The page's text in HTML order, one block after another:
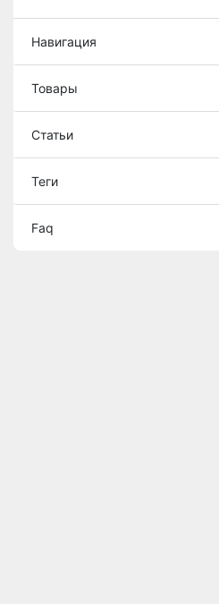
Навигация
Товары
Статьи
Теги
Faq